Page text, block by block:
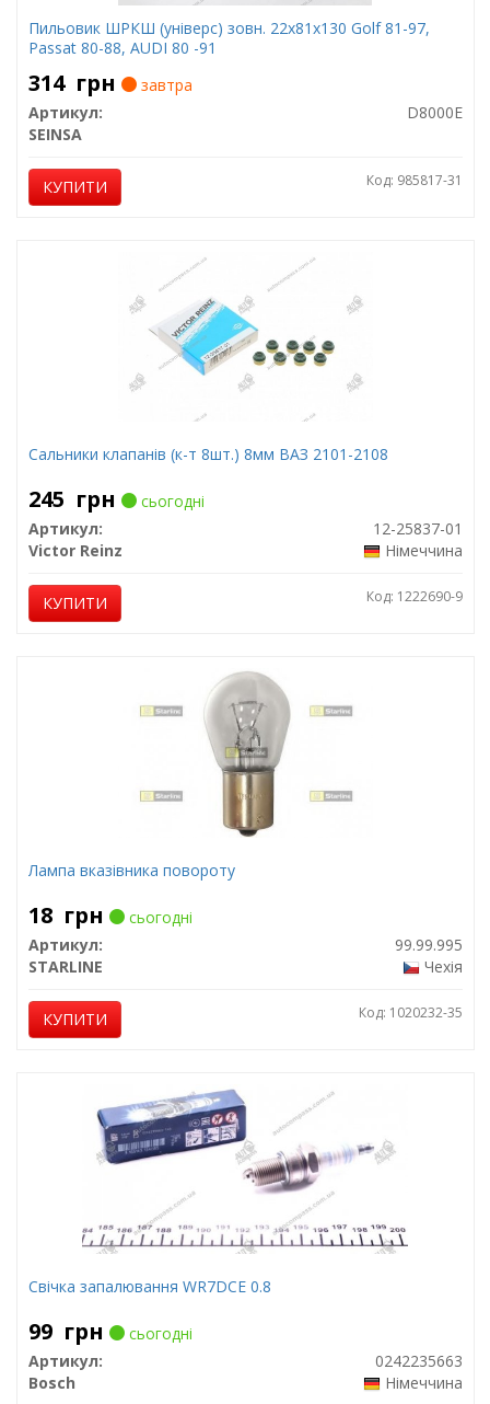
Пильовик ШРКШ (універс) зовн. 22x81x130 Golf 81-97,
Passat 80-88, AUDI 80 -91
314 грн
завтра
Артикул:
D8000E
SEINSA
КУПИТИ Код: 985817-31
Сальники клапанів (к-т 8шт.) 8мм ВАЗ 2101-2108
245 грн
сьогодні
Артикул:
12-25837-01
Victor Reinz
Німеччина
КУПИТИ Код: 1222690-9
Лампа вказівника повороту
18 грн
сьогодні
Артикул:
99.99.995
STARLINE
Чехія
КУПИТИ Код: 1020232-35
Свічка запалювання WR7DCE 0.8
99 грн
сьогодні
Артикул:
0242235663
Bosch
Німеччина